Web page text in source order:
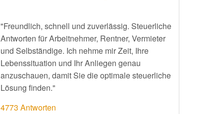
"Freundlich, schnell und zuverlässig. Steuerliche
Antworten für Arbeitnehmer, Rentner, Vermieter
und Selbständige. Ich nehme mir Zeit, Ihre
Lebenssituation und Ihr Anliegen genau
anzuschauen, damit Sie die optimale steuerliche
Lösung finden."
4773 Antworten